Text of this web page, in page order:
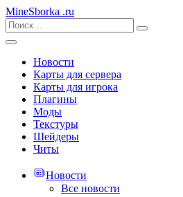
MineSborka .ru
Новости
Карты для сервера
Карты для игрока
Плагины
Моды
Текстуры
Шейдеры
Читы
Новости
Все новости